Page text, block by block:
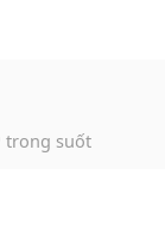
trong suốt